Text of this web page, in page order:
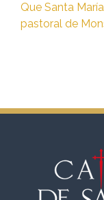
Que Santa
pastoral de